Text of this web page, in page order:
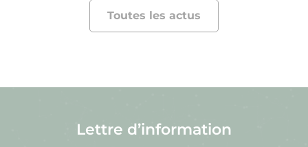
Toutes les actus
Lettre d’information